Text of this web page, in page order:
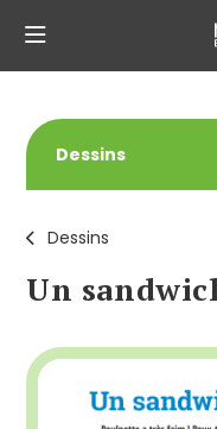
Dessins
Un
Dessins